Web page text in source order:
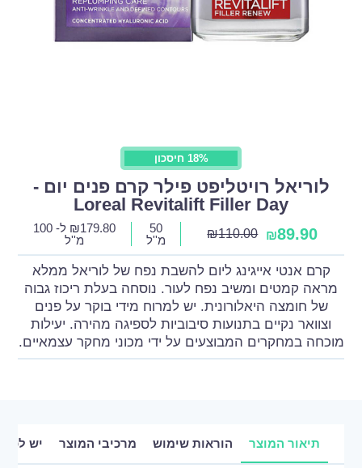
18% חיסכון
לוריאל רויטליפט פילר קרם פנים יום -
Loreal Revitalift Filler Day
₪89.90
₪110.00
50
מ''ל
₪179.80
ל- 100
מ''ל
קרם אנטי אייגינג ליום להשבת נפח של לוריאל ממלא
מראה קמטים ומשיב נפח לעור. נוסחה בעלת ריכוז גבוה
של חומצה היאלורונית. יש למרוח מידי בוקר על פנים
וצוואר נקיים בתנועות סיבוביות לספיגה מהירה. יעילות
מוכחה במחקרים המבוצעים על ידי מכוני מחקר עצמאיים.
תיאור המוצר הוראות שימוש מרכיבי המוצר יש